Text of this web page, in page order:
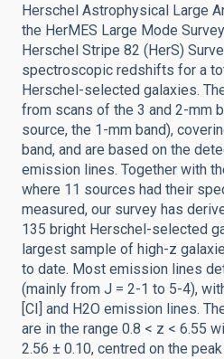
Herschel Astrophysical Large
the HerMES Large Mode
Herschel Stripe 82 (HerS)
spectroscopic redshifts for a
Herschel-selected galaxies.
from scans of the 3 and 2-mm
source, the 1-mm band),
band, and are based on the
emission lines. Together with
where 11 sources had their
measured, our survey has
135 bright Herschel-selected
largest sample of high-z
to date. Most emission lines
(mainly from J = 2-1 to 5-4),
[CI] and H2O emission lines.
are in the range 0.8 < z < 6.55
2.56 ± 0.10, centred on the